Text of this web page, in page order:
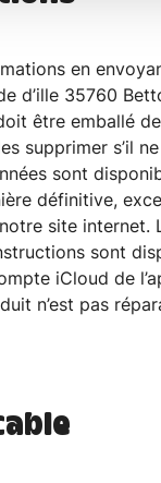
en
d’ille 35760
être emballé
supprimer s’il
sont
définitive,
site internet.
sont
iCloud de
n’est pas